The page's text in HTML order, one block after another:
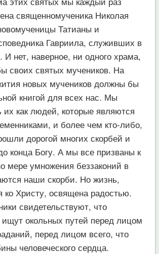
священномученика Николая
Татианы и
Гавриила, служивших в
нет, наверное, ни одного храма,
своих святых мучеников. На
новых мучеников должны бы
книгой для всех нас. Мы
их как людей, которые являются
и более чем кто-либо,
дорогой многих скорбей и
конца Богу. А мы все призваны к
мере умножения беззаконий в
наши скорби. Но жизнь,
ко Христу, освящена радостью.
свидетельствуют, что
ищут окольных путей перед лицом
перед лицом всего, что
человеческого сердца.